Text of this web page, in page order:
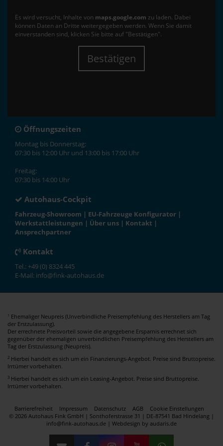
Es wird versucht, Inhalte von maps.google.com zu laden. Dabei
können Daten an Dritte weitergegeben werden. Wenn Sie damit
einverstanden sind, klicken Sie bitte auf "Bestätigen".
Bestätigen
Öffnungszeiten
Montag bis Donnerstag:
07:30 bis 12:00 Uhr und 13:00 bis 17:00 Uhr
Freitag:
07:30 bis 14:00 Uhr
Autohaus-Cockpit
Fahrzeug-Showroom | EU-Fahrzeuge Konfigurator |
Werkstattleistungen | Über uns | Kontakt |
Ansprechpartner
Kontakt
Tel.: +49 (0) 8324 445
E-Mail: info@fink-autohaus.de
1 Ehemaliger Neupreis (Unverbindliche Preisempfehlung des Herstellers am Tag
der Erstzulassung).
Der errechnete Preisvorteil sowie die angegebene Ersparnis errechnet sich
gegenüber der ehemaligen unverbindlichen Preisempfehlung des Herstellers am
Tag der Erstzulassung (Neupreis).
2 Hierbei handelt es sich um ein Finanzierungs-Angebot. Preise sind Bruttopreise.
Irrtümer vorbehalten.
3 Hierbei handelt es sich um ein Leasing-Angebot. Preise sind Bruttopreise.
Irrtümer vorbehalten.
Barrierefreiheit Impressum Datenschutz AGB
Cookie Einstellungen
© 2026 Autohaus Fink GmbH | Sonthoferstrasse 31 | DE-87541 Bad Hindelang |
info@fink-autohaus.de | Webdesign by audaris.de